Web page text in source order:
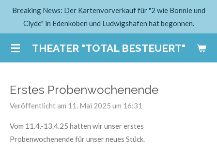
Zum
Hauptinhalt
THEATER "TOTAL BESTEUERT"
Breaking News: Der Kartenvorverkauf für "2 wie Bonnie und
Clyde" in Edenkoben und Ludwigshafen hat begonnen.
Erstes Probenwochenende
Veröffentlicht am 11. Mai 2025 um 16:31
Vom 11.4.-13.4.25 hatten wir unser erstes
Probenwochenende für unser neues Stück.